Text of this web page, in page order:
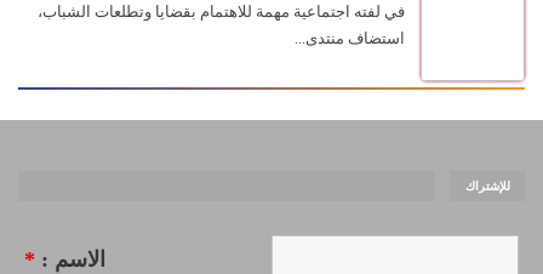
في لفته اجتماعية مهمة للاهتمام بقضايا وتطلعات الشباب،
استضاف منتدى...
للإشتراك
الاسم : *